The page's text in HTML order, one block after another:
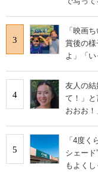
3
「映画
賞後の様
よ」「い
4
友人の
て！」
おおお！
5
「4度
シェー
もよく